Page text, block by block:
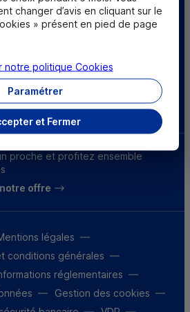
Trouver une caisse
l'application
proche et profitez ensemble
offre
légales
conditions générales
réglementaires
Gestion des cookies
changer d’avis en cliquant sur le
» présent en pied de page
et Fermer
Paramétrer
notre politique Cookies